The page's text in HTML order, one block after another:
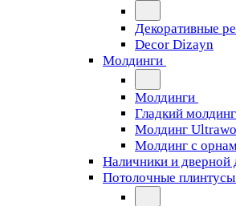
Декоративные
Decor Dizayn
Молдинги
Молдинги
Гладкий молдинг
Молдинг
Молдинг с
Наличники и дверной
Потолочные плинтусы